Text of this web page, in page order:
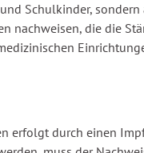
Schulkinder,
nachweisen, die die
erfolgt durch einen